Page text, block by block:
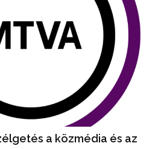
a közmédia és az